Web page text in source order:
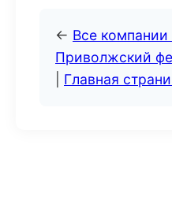
← Все компании
Приволжский
Главная